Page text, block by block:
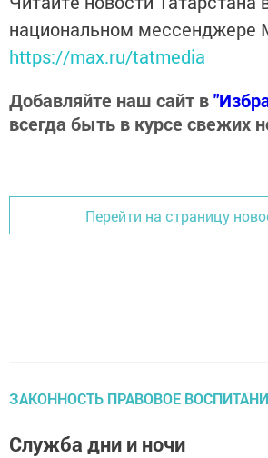
национальном мессенджере
https://max.ru/tatmedia
Добавляйте наш сайт в
всегда быть в курсе свежих
Перейти на страницу
ЗАКОННОСТЬ ПРАВОВОЕ
Служба дни и ночи